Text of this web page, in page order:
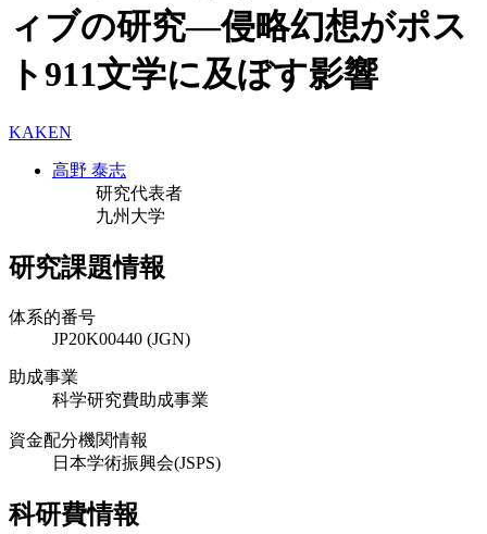
ィブの研究―侵略幻想がポス
ト911文学に及ぼす影響
KAKEN
高野 泰志
研究代表者
九州大学
研究課題情報
体系的番号
JP20K00440 (JGN)
助成事業
科学研究費助成事業
資金配分機関情報
日本学術振興会(JSPS)
科研費情報